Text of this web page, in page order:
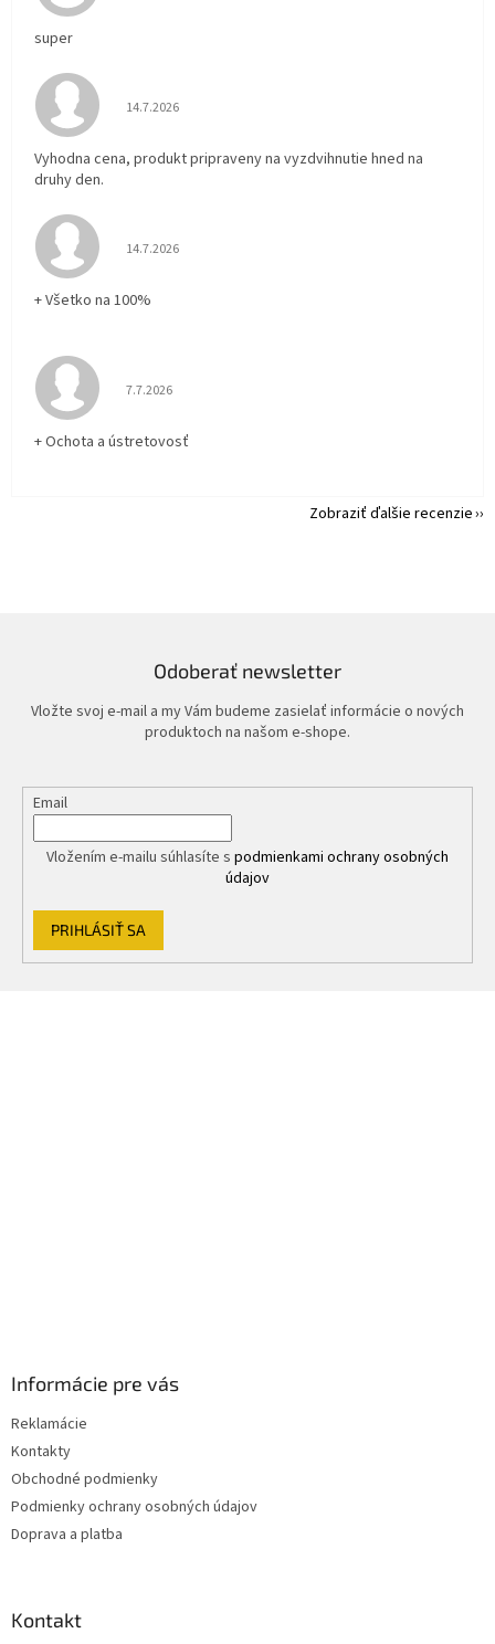
super
Hodnotenie obchodu je 5 z 5 hviezdičiek.
14.7.2026
Vyhodna cena, produkt pripraveny na vyzdvihnutie hned na
druhy den.
Hodnotenie obchodu je 5 z 5 hviezdičiek.
14.7.2026
+ Všetko na 100%
Hodnotenie obchodu je 5 z 5 hviezdičiek.
7.7.2026
+ Ochota a ústretovosť
Zobraziť ďalšie recenzie
Odoberať newsletter
Vložte svoj e-mail a my Vám budeme zasielať informácie o nových
produktoch na našom e-shope.
Email
Vložením e-mailu súhlasíte s podmienkami ochrany osobných
údajov
PRIHLÁSIŤ SA
Informácie pre vás
Reklamácie
Kontakty
Obchodné podmienky
Podmienky ochrany osobných údajov
Doprava a platba
Kontakt